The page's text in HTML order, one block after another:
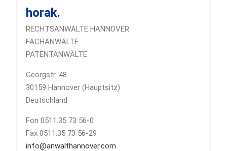
horak.
RECHTSANWÄLTE HANNOVER
FACHANWÄLTE
PATENTANWÄLTE
Georgstr. 48
30159 Hannover (Hauptsitz)
Deutschland
Fon 0511.35 73 56-0
Fax 0511.35 73 56-29
info@anwalthannover.com